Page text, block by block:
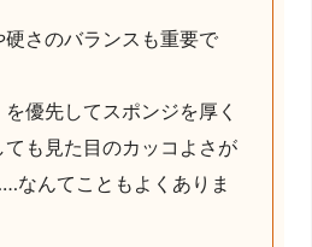
硬さのバランスも重要で
優先してスポンジを厚く
ても見た目のカッコよさが
なんてこともよくありま